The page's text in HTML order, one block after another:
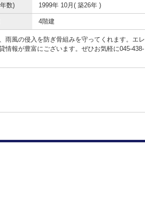
数) 1999年 10月( 築26年 )
4階建
雨風の侵入を防ぎ骨組みを守ってくれます。エレ
情報が豊富にございます。ぜひお気軽に045-438-